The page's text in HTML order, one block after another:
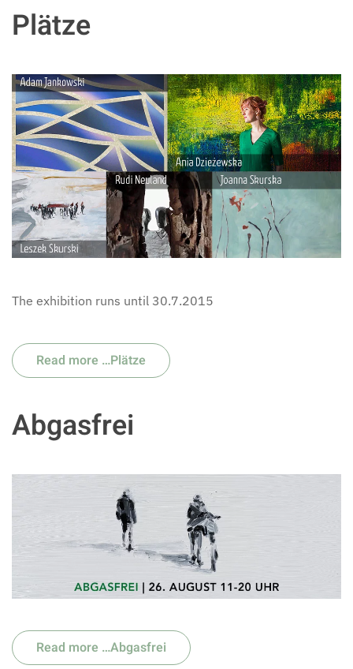
Plätze
The exhibition runs until 30.7.2015
Read more …Plätze
Abgasfrei
Read more …Abgasfrei